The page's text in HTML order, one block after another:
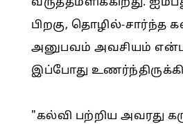
பிறகு, தொழில்-சார்ந்த
அனுபவம் அவசியம்
இப்போது
"கல்வி பற்றிய அவரது